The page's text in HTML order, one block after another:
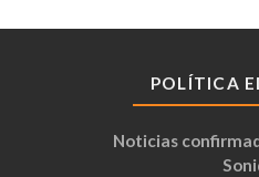
POLÍTICA
Noticias